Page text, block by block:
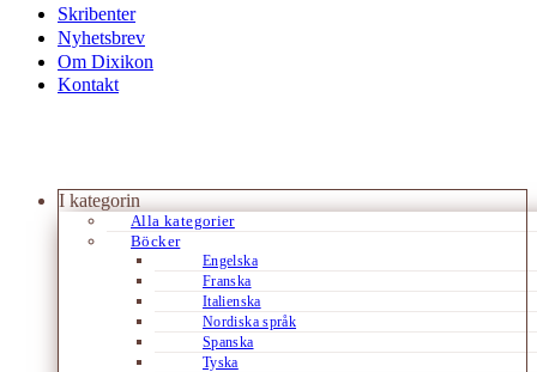
Skribenter
Nyhetsbrev
Om Dixikon
Kontakt
I kategorin
Alla kategorier
Böcker
Engelska
Franska
Italienska
Nordiska språk
Spanska
Tyska